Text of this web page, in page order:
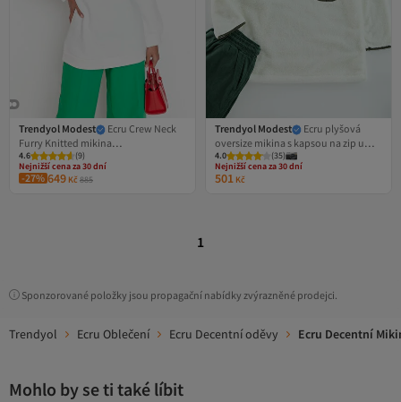
Trendyol Modest
Ecru Crew Neck
Furry Knitted mikina
TCTAW23TW00012
4.6 (9)
Nejnižší cena za 30 dní
Doprava zdarma
Nejnižší cena za 30 dní
-27% 649 Kč 885
Trendyol Modest
Ecru plyšová
oversize mikina s kapsou na zip u
krku TCTAW25TW00005
4.0 (35)
Nejnižší cena za 30 dní
Doprava zdarma
Nejnižší cena za 30 dní
501 Kč
1
Sponzorované položky jsou propagační nabídky zvýrazněné prodejci.
Trendyol Ecru Oblečení Ecru Decentní oděvy Ecru Decentní
Mohlo by se ti také líbit